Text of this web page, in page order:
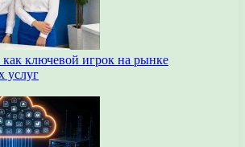
как ключевой игрок на рынке
услуг